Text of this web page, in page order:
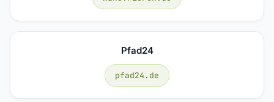
Pfad24
pfad24.de